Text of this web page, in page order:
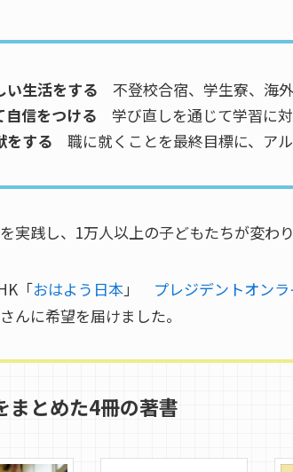
い生活をする不登校合宿、学生寮、海
自信をつける 学び直しを通じて学習に
をする職に就くことを最終目標に、ア
実践し、1万人以上の子どもたちが変わ
「おはよう日本」 プレジデントオン
に希望を届けました。
まとめた4冊の著書